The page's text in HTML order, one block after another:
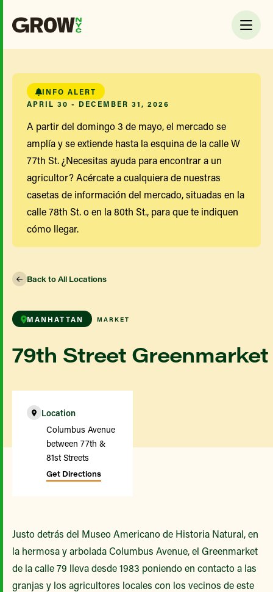
INFO ALERT
APRIL 30 - DECEMBER 31, 2026
A partir del domingo 3 de mayo, el mercado se
amplía y se extiende hasta la esquina de la calle W
77th St. ¿Necesitas ayuda para encontrar a un
agricultor? Acércate a cualquiera de nuestras
casetas de información del mercado, situadas en la
calle 78th St. o en la 80th St., para que te indiquen
cómo llegar.
Back to All Locations
MANHATTAN MARKET
79th Street Greenmarket
Location
Columbus Avenue
between 77th &
81st Streets
Get Directions
Justo detrás del Museo Americano de Historia Natural, en
la hermosa y arbolada Columbus Avenue, el Greenmarket
de la calle 79 lleva desde 1983 poniendo en contacto a las
granjas y los agricultores locales con los vecinos de este